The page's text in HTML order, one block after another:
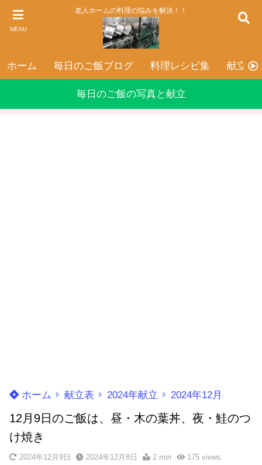
MENU
老人ホームの料理の悩みを解決！！
ホーム 毎日のご飯ブログ 料理レシピ集 献立表
毎日のご飯の写真と献立
ホーム 献立表 2024年献立 2024年12月
12月9日のご飯は、昼・木の葉丼、夜・鮭のつ
け焼き
2024年12月9日 2024年12月8日 2 min 175views